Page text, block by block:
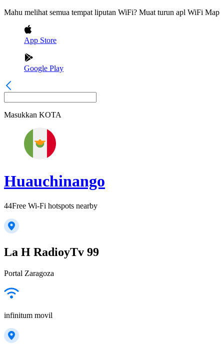
Mahu melihat semua tempat liputan WiFi? Muat turun apl WiFi Map
App Store
Google Play
Masukkan KOTA
Huauchinango
44Free Wi-Fi hotspots nearby
La H RadioyTv 99
Portal Zaragoza
infinitum movil